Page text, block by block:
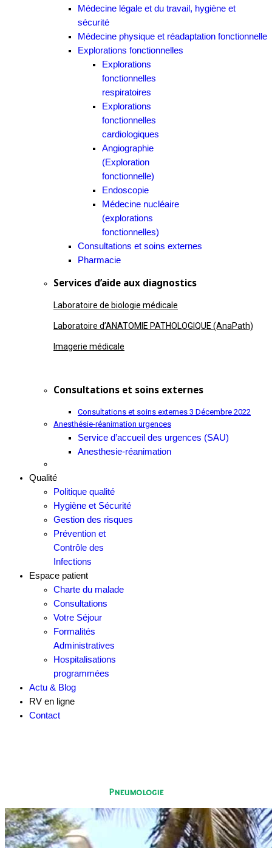
Médecine légale et du travail, hygiène et
sécurité
Médecine physique et réadaptation fonctionnelle
Explorations fonctionnelles
Explorations
fonctionnelles
respiratoires
Explorations
fonctionnelles
cardiologiques
Angiographie
(Exploration
fonctionnelle)
Endoscopie
Médecine nucléaire
(explorations
fonctionnelles)
Consultations et soins externes
Pharmacie
Services d’aide aux diagnostics
Laboratoire de biologie médicale
Laboratoire d’ANATOMIE PATHOLOGIQUE (AnaPath)
Imagerie médicale
Consultations et soins externes
Consultations et soins externes 3 Décembre 2022
Anesthésie-réanimation urgences
Service d’accueil des urgences (SAU)
Anesthesie-réanimation
Qualité
Politique qualité
Hygiène et Sécurité
Gestion des risques
Prévention et
Contrôle des
Infections
Espace patient
Charte du malade
Consultations
Votre Séjour
Formalités
Administratives
Hospitalisations
programmées
Actu & Blog
RV en ligne
Contact
Pneumologie